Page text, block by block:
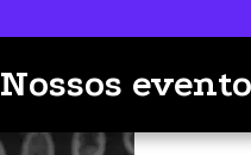
Nossos